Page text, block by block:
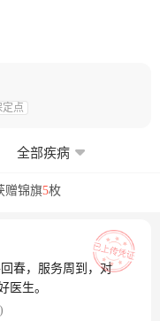
定点
赠锦旗5枚
全部疾病
春，服务周到，对
医生。